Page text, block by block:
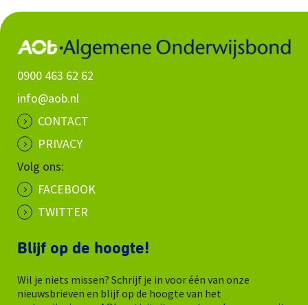
0900 463 62 62
info@aob.nl
CONTACT
PRIVACY
Volg ons:
FACEBOOK
TWITTER
Blijf op de hoogte!
Wil je niets missen? Schrijf je in voor één van onze
nieuwsbrieven en blijf op de hoogte van het